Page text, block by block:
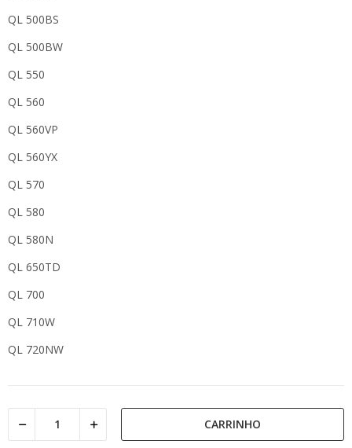
QL 500BS
QL 500BW
QL 550
QL 560
QL 560VP
QL 560YX
QL 570
QL 580
QL 580N
QL 650TD
QL 700
QL 710W
QL 720NW
CARRINHO